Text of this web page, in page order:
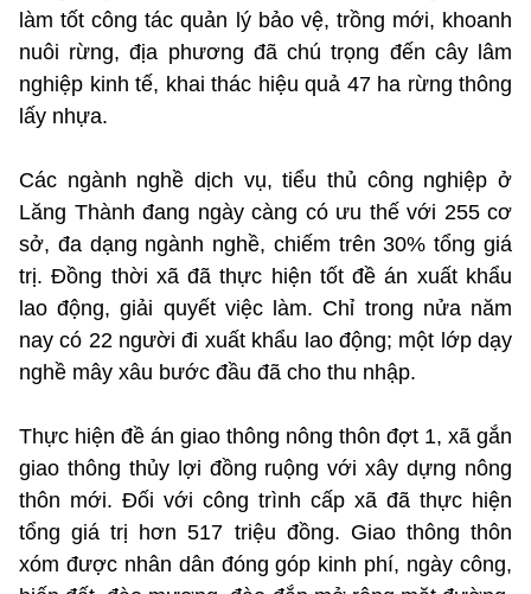
làm tốt công tác quản lý bảo vệ, trồng mới, khoanh
nuôi rừng, địa phương đã chú trọng đến cây lâm
nghiệp kinh tế, khai thác hiệu quả 47 ha rừng thông
lấy nhựa.
Các ngành nghề dịch vụ, tiểu thủ công nghiệp ở
Lăng Thành đang ngày càng có ưu thế với 255 cơ
sở, đa dạng ngành nghề, chiếm trên 30% tổng giá
trị. Đồng thời xã đã thực hiện tốt đề án xuất khẩu
lao động, giải quyết việc làm. Chỉ trong nửa năm
nay có 22 người đi xuất khẩu lao động; một lớp dạy
nghề mây xâu bước đầu đã cho thu nhập.
Thực hiện đề án giao thông nông thôn đợt 1, xã gắn
giao thông thủy lợi đồng ruộng với xây dựng nông
thôn mới. Đối với công trình cấp xã đã thực hiện
tổng giá trị hơn 517 triệu đồng. Giao thông thôn
xóm được nhân dân đóng góp kinh phí, ngày công,